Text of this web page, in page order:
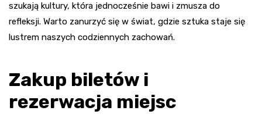
szukają kultury, która jednocześnie bawi i zmusza do
refleksji. Warto zanurzyć się w świat, gdzie sztuka staje się
lustrem naszych codziennych zachowań.
Zakup biletów i
rezerwacja miejsc